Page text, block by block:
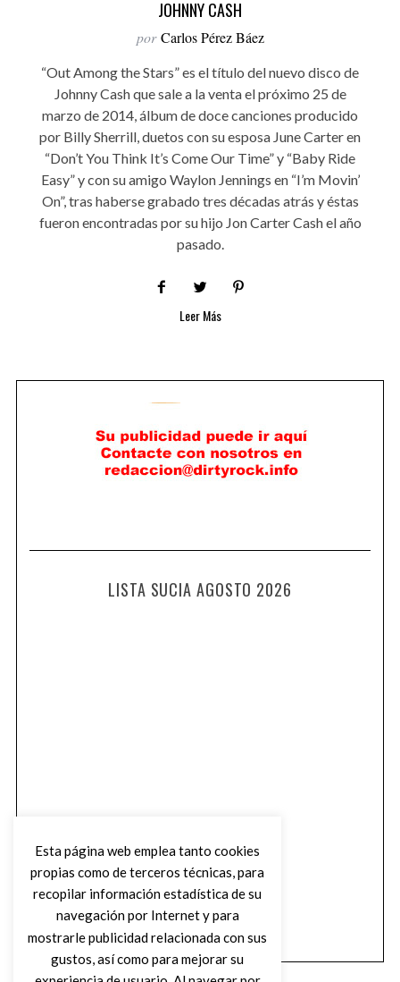
JOHNNY CASH
por Carlos Pérez Báez
“Out Among the Stars” es el título del nuevo disco de
Johnny Cash que sale a la venta el próximo 25 de
marzo de 2014, álbum de doce canciones producido
por Billy Sherrill, duetos con su esposa June Carter en
“Don’t You Think It’s Come Our Time” y “Baby Ride
Easy” y con su amigo Waylon Jennings en “I’m Movin’
On”, tras haberse grabado tres décadas atrás y éstas
fueron encontradas por su hijo Jon Carter Cash el año
pasado.
Leer Más
LISTA SUCIA AGOSTO 2026
Esta página web emplea tanto cookies
propias como de terceros técnicas, para
recopilar información estadística de su
navegación por Internet y para
mostrarle publicidad relacionada con sus
gustos, así como para mejorar su